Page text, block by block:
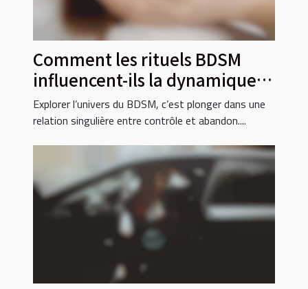
Comment les rituels BDSM
influencent-ils la dynamique
de pouvoir ?
Explorer l’univers du BDSM, c’est plonger dans une
relation singulière entre contrôle et abandon....